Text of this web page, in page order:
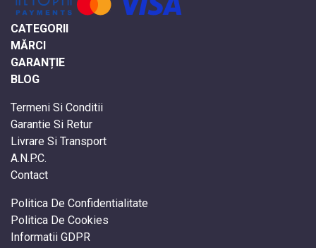
CATEGORII
MĂRCI
GARANȚIE
BLOG
Termeni Si Conditii
Garantie Si Retur
Livrare Si Transport
A.N.P.C.
Contact
Politica De Confidentialitate
Politica De Cookies
Informatii GDPR